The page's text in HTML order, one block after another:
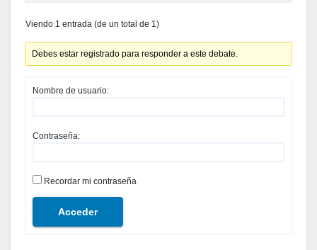
Viendo 1 entrada (de un total de 1)
Debes estar registrado para responder a este debate.
Nombre de usuario:
Contraseña:
Recordar mi contraseña
Acceder